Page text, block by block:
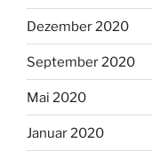
Dezember 2020
September 2020
Mai 2020
Januar 2020